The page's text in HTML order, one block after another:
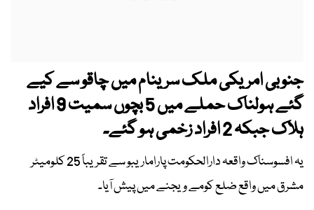
جنوبی امریکی ملک سرینام میں چاقو سے کیے
گئے ہولناک حملے میں 5 بچوں سمیت 9 افراد
ہلاک جبکہ 2 افراد زخمی ہو گئے۔
یہ افسوسناک واقعہ دارالحکومت پاراماریبو سے تقریباً 25 کلومیٹر
مشرق میں واقع ضلع کومے ویجنے میں پیش آیا۔